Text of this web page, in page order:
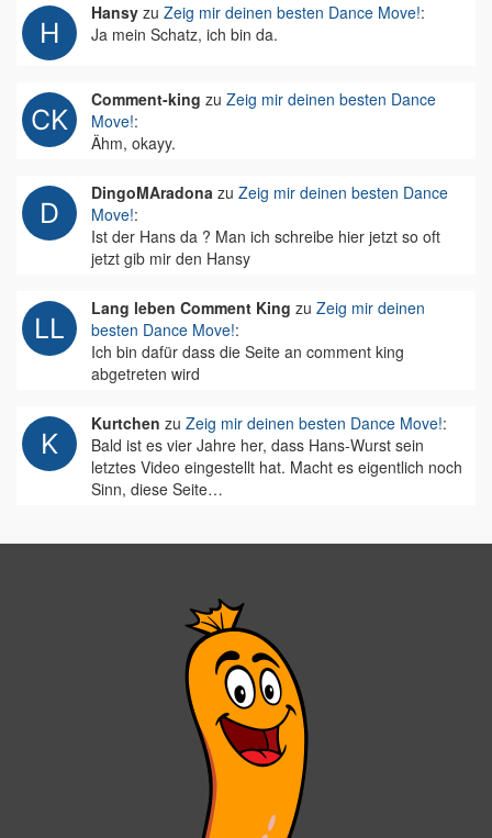
Hansy zu Zeig mir deinen besten Dance Move!:
Ja mein Schatz, ich bin da.
Comment-king zu Zeig mir deinen besten Dance
Move!:
Ähm, okayy.
DingoMAradona zu Zeig mir deinen besten Dance
Move!:
Ist der Hans da ? Man ich schreibe hier jetzt so oft
jetzt gib mir den Hansy
Lang leben Comment King zu Zeig mir deinen
besten Dance Move!:
Ich bin dafür dass die Seite an comment king
abgetreten wird
Kurtchen zu Zeig mir deinen besten Dance Move!:
Bald ist es vier Jahre her, dass Hans-Wurst sein
letztes Video eingestellt hat. Macht es eigentlich noch
Sinn, diese Seite…